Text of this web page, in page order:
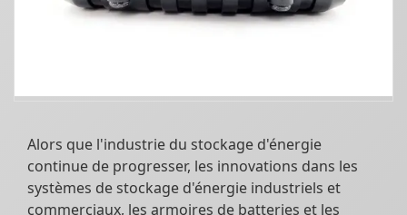
Alors que l'industrie du stockage d'énergie
continue de progresser, les innovations dans les
systèmes de stockage d'énergie industriels et
commerciaux, les armoires de batteries et les